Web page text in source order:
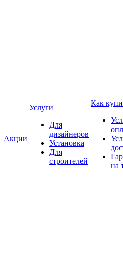
Акции
Услуги
Для
дизайнеров
Установка
Для
строителей
Как
на